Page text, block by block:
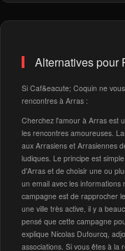
Alternatives pour
Si Caf&eacute; Coquin ne
rencontres à Arras :
Cherchez l'amour à Arras est
les rencontres amoureuses.
aux Arrasiens et Arrasiennes
ludiques. Le principe est
d'Arras et de choisir une ou
un email avec les
campagne est de rapprocher
une ville très active, il y a
pensé que cette campagne
explique Nicolas Dufourcq,
associations. Si vous êtes à la